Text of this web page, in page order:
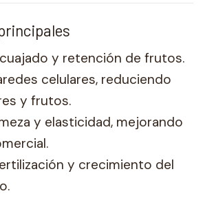
y retención de frutos.
celulares, reduciendo
y frutos.
y elasticidad, mejorando
y crecimiento del